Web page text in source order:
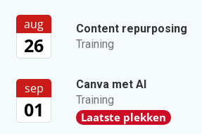
aug
26
Content repurposing
Training
sep
01
Canva met AI
Training
Laatste plekken